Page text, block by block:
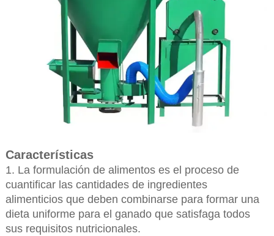
Características
1. La formulación de alimentos es el proceso de
cuantificar las cantidades de ingredientes
alimenticios que deben combinarse para formar una
dieta uniforme para el ganado que satisfaga todos
sus requisitos nutricionales.